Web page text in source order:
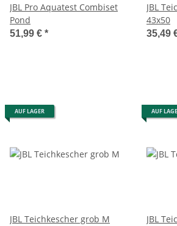
JBL Pro Aquatest Combiset
Pond
51,99 € *
JBL
43x50
35,49
AUF LAGER
JBL Teichkescher grob M
AUF
JBL